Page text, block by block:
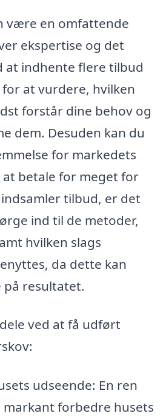
være en omfattende
ekspertise og det
at indhente flere tilbud
at vurdere, hvilken
forstår dine behov og
dem. Desuden kan du
for markedets
betale for meget for
tilbud, er det
ind til de metoder,
hvilken slags
da dette kan
på resultatet.
ved at få udført
udseende: En ren
forbedre husets